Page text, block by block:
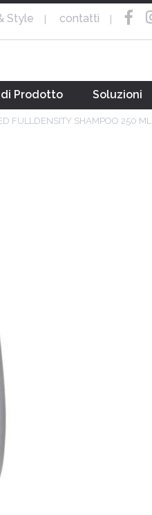
Style | contatti |
Prodotto Soluzioni
FULLDENSITY SHAMPOO 250 ML